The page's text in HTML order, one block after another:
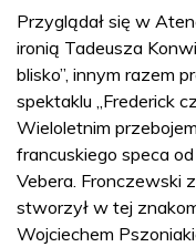
Przyglądał się w
ironią Tadeusza
blisko”, innym razem
spektaklu „Frederick
Wieloletnim
francuskiego speca
Vebera. Fronczewski
stworzył w tej
Wojciechem